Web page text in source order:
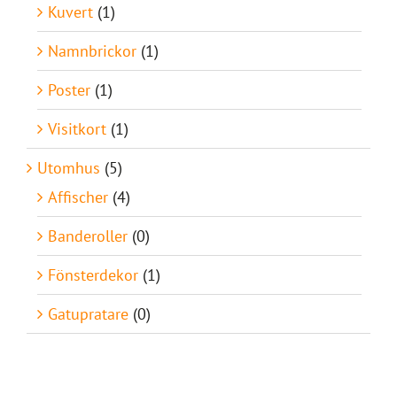
Kuvert (1)
Namnbrickor (1)
Poster (1)
Visitkort (1)
Utomhus (5)
Affischer (4)
Banderoller (0)
Fönsterdekor (1)
Gatupratare (0)